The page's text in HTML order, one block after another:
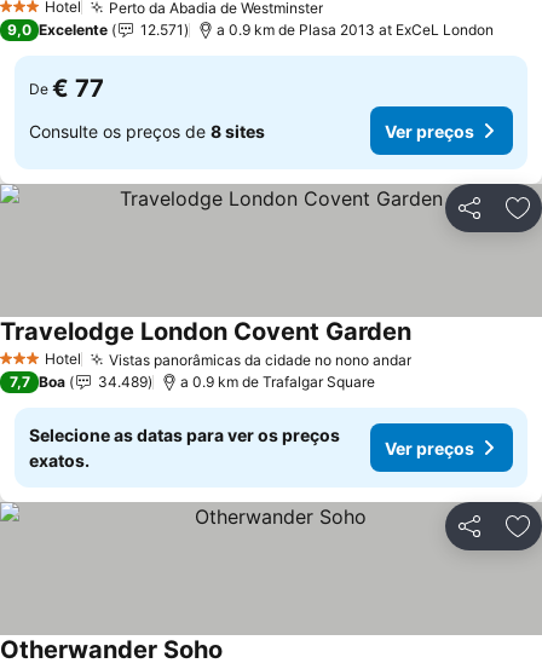
3 EstrelasHotel Perto da Abadia de Westminster
9,0 Excelente 12.571 a 0.9 km de Plasa 2013 at ExCeL London
De € 77
Consulte os preços de 8 sites Ver preços
Partilhar
3 EstrelasHotel Vistas panorâmicas da cidade no nono andar
Travelodge London Covent Garden
7,7 Boa 34.489 a 0.9 km de Trafalgar Square
Selecione as datas para ver os preços
exatos.
Ver preços
Partilhar
Otherwander Soho